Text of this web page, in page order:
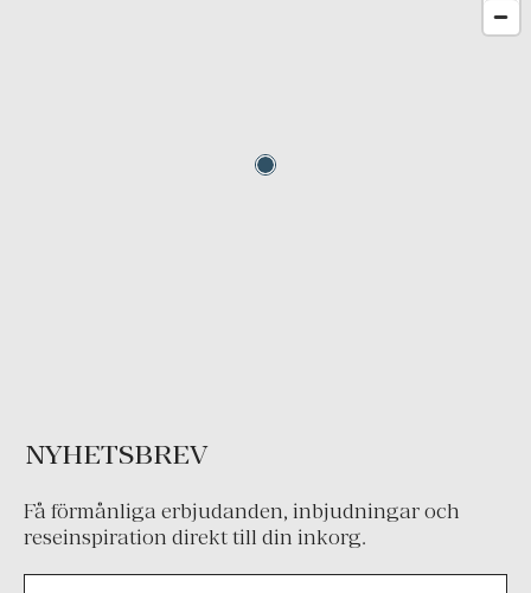
NYHETSBREV
Få förmånliga erbjudanden, inbjudningar och
reseinspiration direkt till din inkorg.